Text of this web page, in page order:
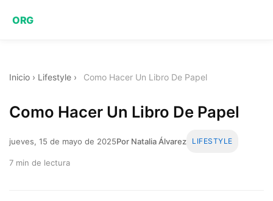
ORG
Inicio › Lifestyle › Como Hacer Un Libro De Papel
Como Hacer Un Libro De Papel
jueves, 15 de mayo de 2025Por Natalia Álvarez LIFESTYLE
7 min de lectura